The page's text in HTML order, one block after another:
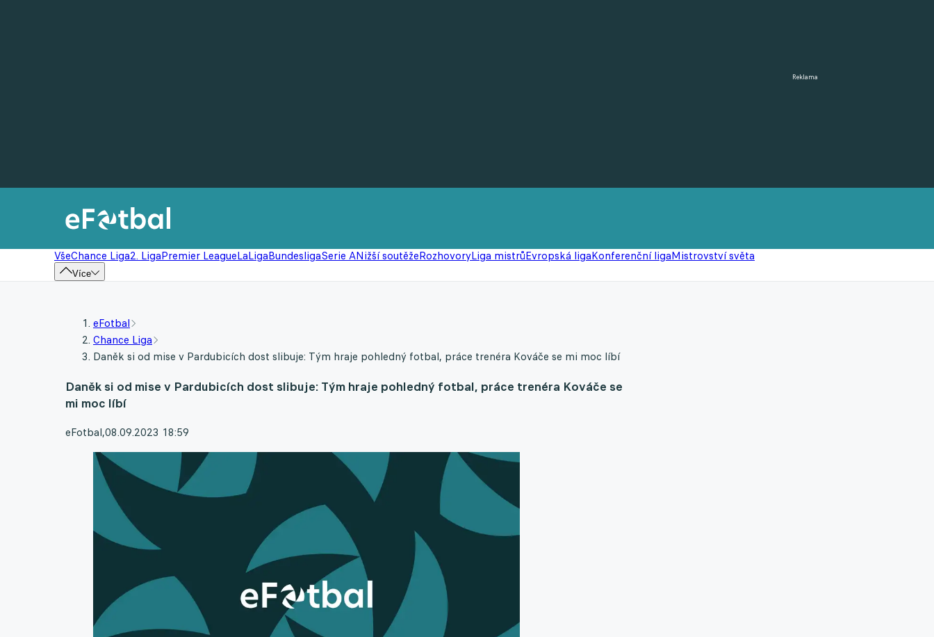
Reklama
VšeChance Liga2. LigaPremier LeagueLaLigaBundesligaSerie ANižší soutěžeRozhovoryLiga mistrůEvropská ligaKonferenční ligaMistrovství světa
Více
eFotbal
Chance Liga
Daněk si od mise v Pardubicích dost slibuje: Tým hraje pohledný fotbal, práce trenéra Kováče se mi moc líbí
Daněk si od mise v Pardubicích dost slibuje: Tým hraje pohledný fotbal, práce trenéra Kováče se
mi moc líbí
eFotbal,08.09.2023 18:59